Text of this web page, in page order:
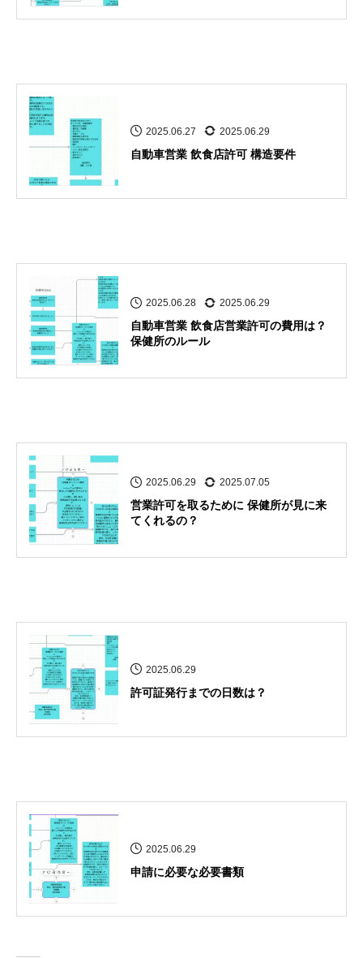
2025.06.27 2025.06.29
自動車営業 飲食店許可 構造要件
2025.06.28 2025.06.29
自動車営業 飲食店営業許可の費用は？
保健所のルール
2025.06.29 2025.07.05
営業許可を取るために 保健所が見に来
てくれるの？
2025.06.29
許可証発行までの日数は？
2025.06.29
申請に必要な必要書類